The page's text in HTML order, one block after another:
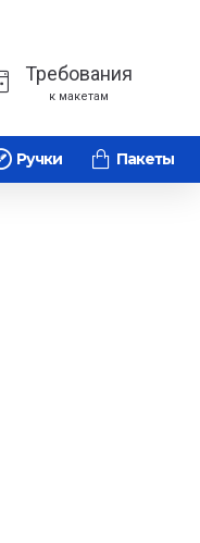
Требования
к макетам
Ручки Пакеты